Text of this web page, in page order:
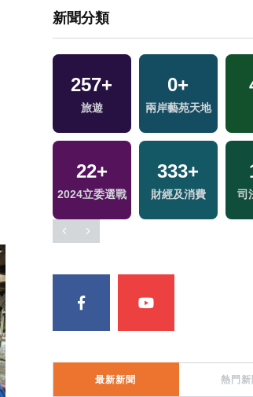
新聞分類
257+
旅遊
0+
兩岸藝苑天地
22+
2024立委選戰
333+
財經及消費 司
43+
兩岸
160
藝文
0+
2023金鐘獎
214+
熱門
最新新聞 熱門新